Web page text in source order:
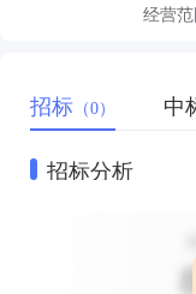
经营范
招标 （0） 中
招标分析